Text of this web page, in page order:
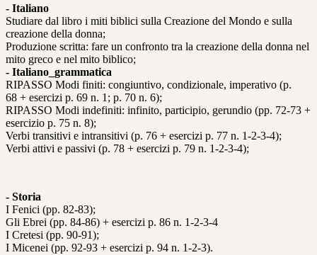
- Italiano
Studiare dal libro i miti biblici sulla Creazione del Mondo e sulla
creazione della donna;
Produzione scritta: fare un confronto tra la creazione della donna nel
mito greco e nel mito biblico;
- Italiano_grammatica
RIPASSO Modi finiti: congiuntivo, condizionale, imperativo (p.
68 + esercizi p. 69 n. 1; p. 70 n. 6);
RIPASSO Modi indefiniti: infinito, participio, gerundio (pp. 72-73 +
esercizio p. 75 n. 8);
Verbi transitivi e intransitivi (p. 76 + esercizi p. 77 n. 1-2-3-4);
Verbi attivi e passivi (p. 78 + esercizi p. 79 n. 1-2-3-4);
- Storia
I Fenici (pp. 82-83);
Gli Ebrei (pp. 84-86) + esercizi p. 86 n. 1-2-3-4
I Cretesi (pp. 90-91);
I Micenei (pp. 92-93 + esercizi p. 94 n. 1-2-3).